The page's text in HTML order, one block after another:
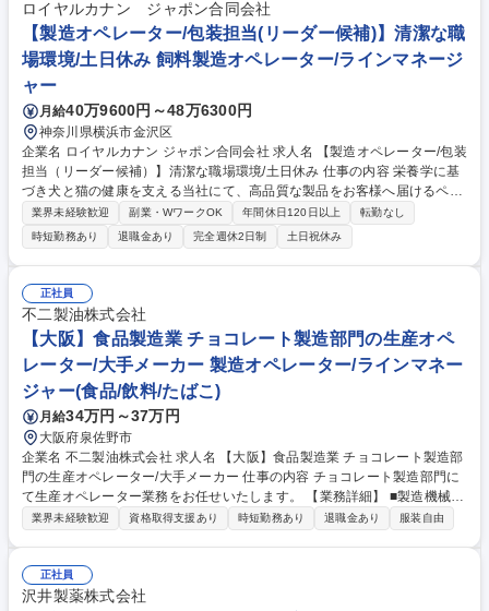
には担当するセンター全体における、在庫・情報保全・資産保全・経費管
理・倉庫内作業管理の責任を担って頂きます。 募集職種 【大阪】センタ
ー長 AMAZON USのサービスプロバイダー/職種未経験可
ロイヤルカナン ジャポン合同会社
【製造オペレーター/包装担当(リーダー候補)】清潔な職
場環境/土日休み 飼料製造オペレーター/ラインマネージ
ャー
月給40万9600円～48万6300円
神奈川県横浜市金沢区
企業名 ロイヤルカナン ジャポン合同会社 求人名 【製造オペレーター/包装
担当（リーダー候補）】清潔な職場環境/土日休み 仕事の内容 栄養学に基
づき犬と猫の健康を支える当社にて、高品質な製品をお客様へ届けるペッ
トフード包装オペレーションチームのサブリーダーとして、メンバー育成
や現場改善をリードいただきます。 ■安全・品質：模範となりリスク改善
や品質・食品安全基準の運用、不適合発生時の原因調査を行う。■オペレ
ーション：シフト内の業務管理や現場指導、課題解決、他部門との連携に
よる生産目標の達成。■現場力強化（FMOS）：日々の方針展開、5S活
動、教育指導、問題エスカレーション。■チームリード：円滑な連携体制
の構築とエンゲージメント向上。 募集職種 【製造オペレーター/包装担当
（リーダー候補）】清潔な職場環境/土日休み
業界未経験歓迎 副業・WワークOK 年間休日120日以上
転勤なし
時短勤務あり
退職金あり 完全週休2日制 土日祝休み
正社員
不二製油株式会社
【大阪】食品製造業 チョコレート製造部門の生産オペ
レーター/大手メーカー 製造オペレーター/ラインマネー
ジャー(食品/飲料/たばこ)
月給34万円～37万円
大阪府泉佐野市
企業名 不二製油株式会社 求人名 【大阪】食品製造業 チョコレート製造部
門の生産オペレーター/大手メーカー 仕事の内容 チョコレート製造部門に
て生産オペレーター業務をお任せいたします。 【業務詳細】 ■製造機械稼
働操作■生産設備メンテナンス■工程毎の品質管理 【当社の特徴】 工場内
す。 募集職種 【大阪】食品製造業 チョコレート製造部門の生産オペレー
ター/大手メーカー
業界未経験歓迎 資格取得支援あり 時短勤務あり 退職金あり 服装自由
正社員
沢井製薬株式会社